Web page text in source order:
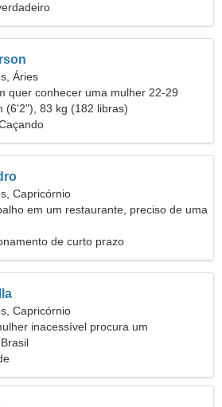
Áries
quer conhecer uma mulher 22-29
(6'2"), 83 kg (182 libras)
Capricórnio
em um restaurante, preciso de uma
de curto prazo
Capricórnio
inacessível procura um
sério